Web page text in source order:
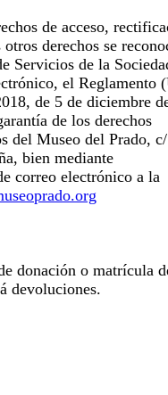
de acceso,
derechos se
Servicios de la
el Reglamento
de 5 de diciembre
de los derechos
del Museo del Prado,
bien mediante
correo electrónico a la
donación o matrícula
devoluciones.